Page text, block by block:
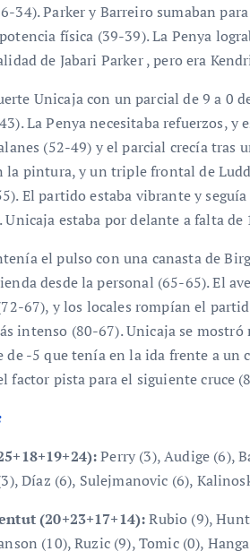
34). Parker y Barreiro sumaban
física (39-39). La Penya
de Jabari Parker , pero era
Unicaja con un parcial de 9 a 0
La Penya necesitaba refuerzos, y
(52-49) y el parcial crecía tras
pintura, y un triple frontal de
El partido estaba vibrante y
Unicaja estaba por delante a falta
el pulso con una canasta de
desde la personal (65-65). El
67), y los locales rompían el
intenso (80-67). Unicaja se
de -5 que tenía en la ida frente a
factor pista para el siguiente cruce
Perry (3), Audige (6),
Díaz (6), Sulejmanovic (6),
(20+23+17+14):Rubio (9),
(10), Ruzic (9), Tomic (0),